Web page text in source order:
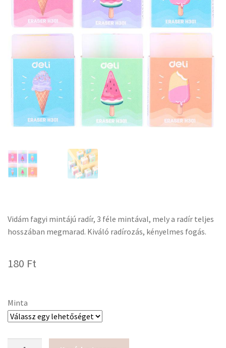
Vidám fagyi mintájú radír, 3 féle mintával, mely a radír teljes
hosszában megmarad. Kiváló radírozás, kényelmes fogás.
180 Ft
Minta